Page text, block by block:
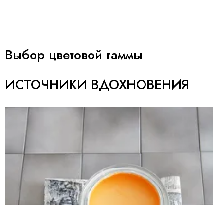
Выбор цветовой гаммы
ИСТОЧНИКИ ВДОХНОВЕНИЯ